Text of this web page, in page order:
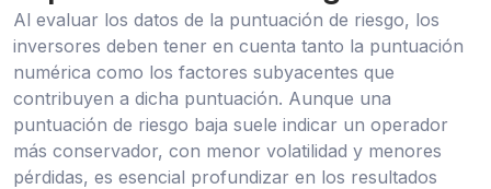
Al evaluar los datos de la puntuación de riesgo, los
inversores deben tener en cuenta tanto la puntuación
numérica como los factores subyacentes que
contribuyen a dicha puntuación. Aunque una
puntuación de riesgo baja suele indicar un operador
más conservador, con menor volatilidad y menores
pérdidas, es esencial profundizar en los resultados